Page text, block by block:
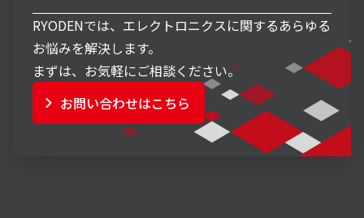
RYODENでは、エレクトロニクスに関するあらゆる
お悩みを解決します。
まずは、お気軽にご相談ください。
お問い合わせはこちら